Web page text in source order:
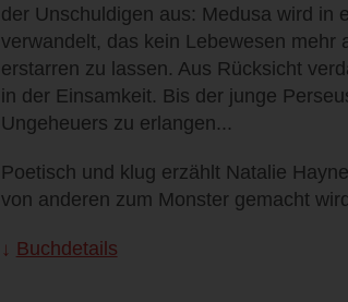
der Unschuldigen aus: Medusa wird in
verwandelt, das kein Lebewesen mehr
erstarren zu lassen. Aus Rücksicht
in der Einsamkeit. Bis der junge
Ungeheuers zu erlangen...
Poetisch und klug erzählt Natalie
von anderen zum Monster gemacht
Buchdetails